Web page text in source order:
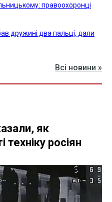
правоохоронці
дружині два пальці, дали
Всі новини »
як
техніку росіян